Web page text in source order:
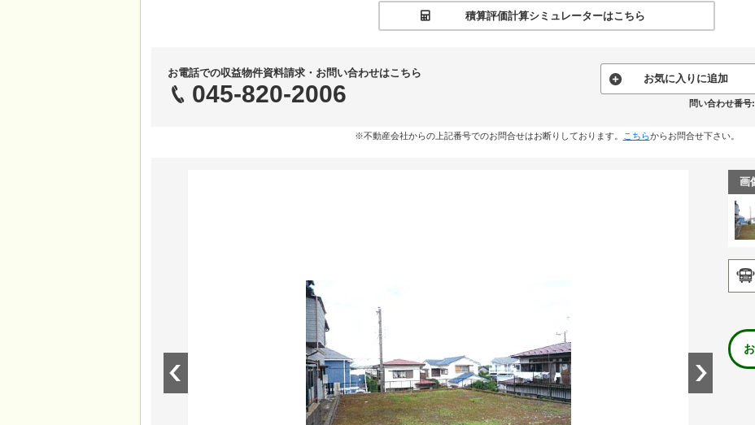
積算評価計算シミュレーターはこちら
お電話での収益物件資料請求・お問い合わせはこちら
045-820-2006
お気に入りに追加
問い合わせ番
※不動産会社からの上記番号でのお問合せはお断りしております。 こちらからお問合せ下さい。
画